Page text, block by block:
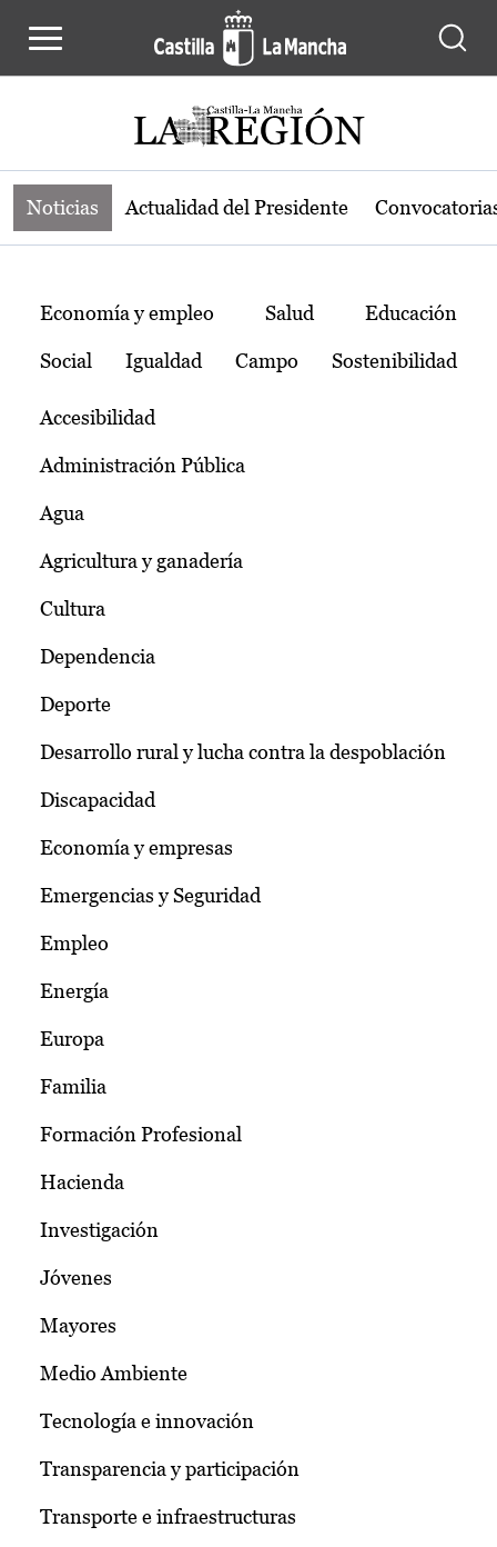
Noticias de la región de Castilla-La
Noticias Actualidad del Presidente
Temas
Economía y empleo Salud Educación
Social Igualdad Campo Sostenibilidad
Accesibilidad
Administración Pública
Agua
Agricultura y ganadería
Cultura
Dependencia
Deporte
Desarrollo rural y lucha contra la despoblación
Discapacidad
Economía y empresas
Emergencias y Seguridad
Empleo
Energía
Europa
Familia
Formación Profesional
Hacienda
Investigación
Jóvenes
Mayores
Medio Ambiente
Tecnología e innovación
Transparencia y participación
Transporte e infraestructuras